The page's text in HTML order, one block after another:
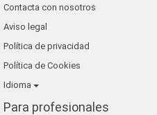
alfa su nuevo hogar
Contacta con nosotros
Aviso legal
Política de privacidad
Política de Cookies
Idioma
Para profesionales